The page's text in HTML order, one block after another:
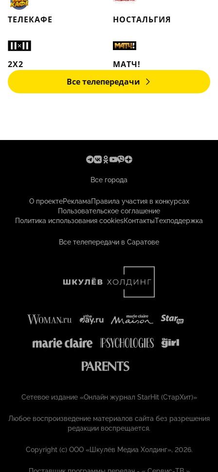
ТЕЛЕКАФЕ НОСТАЛЬГИЯ
2X2
МАТЧ!
Все телепередачи
Все города
О проектеРекламаПравила участия в конкурсах
Пользовательское соглашение
Политика использования cookiesКонтактыТехподдержка
Все телепередачи в Саратове
Сетевое издание «Онлайн журнал StarHit (СтарХит)»
Любое воспроизведение материалов сайта без разрешения
редакции воспрещается.
Copyright (с) ООО «Шкулёв Медиа Холдинг», 2026.